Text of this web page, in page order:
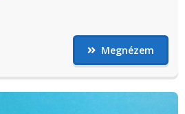
Megnézem